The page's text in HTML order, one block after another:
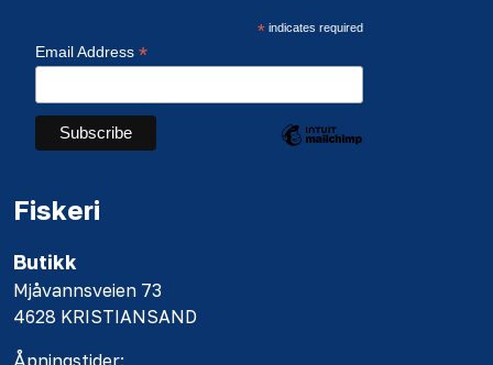
*indicates required
Email Address *
Fiskeri
Butikk
Mjåvannsveien 73
4628 KRISTIANSAND